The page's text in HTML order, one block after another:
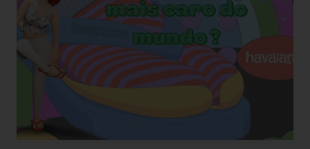
confraternizações do trabalho, nas festas de fim de ano,
etc.. Além da diversão que a brincadeira proporciona,
também é uma excelente oportunidade de ganhar muitas
havaianas e incorporar sua coleção.